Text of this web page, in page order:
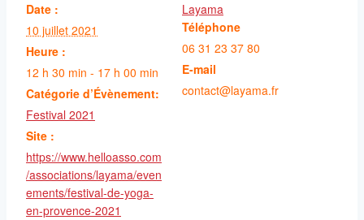
Date :
10 juillet 2021
Heure :
12 h 30 min - 17 h 00 min
Catégorie d’Évènement:
Festival 2021
Site :
https://www.helloasso.com
/associations/layama/even
ements/festival-de-yoga-
en-provence-2021
Layama
Téléphone
06 31 23 37 80
E-mail
contact@layama.fr